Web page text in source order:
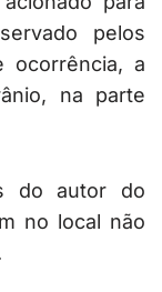
pelos
ocorrência, a
na parte
do autor do
no local não